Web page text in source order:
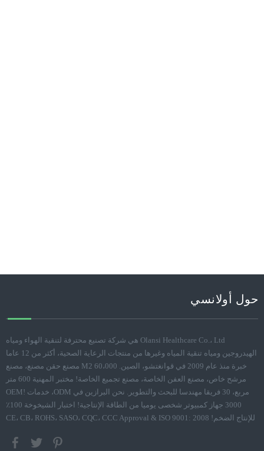
حول أولانسي
Olansi Healthcare Co.، Ltd هي شركة تصنيع محترفة لتنقية الهواء ومياه
الهيدروجين ومياه تنقية المياه وغيرها من منتجات الرعاية الصحية، أكثر من 12 عاما
خبرة منذ عام 2009 في قوانغتشو، الصين. 60،000 M2 مصنع حقن مصنع، مصنع
مرشح خاص، مصنع العفن الخاصة، مصنع تجميع الخاصة! مختبر المهنية 600 متر
مربع، 30 فريقا مهندسا للبحث والتطوير. نحن البرازين في ODM، خدمات OEM!
3000 جهاز كمبيوتر شخصى يوميا من الطاقة الإنتاجية! اختبار الشيخوخة 100٪
للإنتاج الضخم! CE، CB، ROHS، SASO، CQC، CCC Approval & ISO 9001: 2008